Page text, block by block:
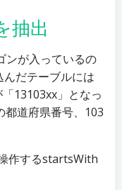
抽出
ンが入っているの
だテーブルには
13103xx」となっ
都道府県番号、103
作するstartsWith